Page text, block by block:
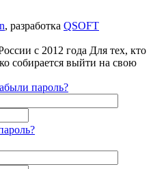
, разработка QSOFT
с 2012 года Для тех, кто
собирается выйти на свою
пароль?